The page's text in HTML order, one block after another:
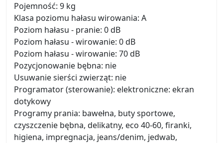
Pojemność: 9 kg
Klasa poziomu hałasu wirowania: A
Poziom hałasu - pranie: 0 dB
Poziom hałasu - wirowanie: 0 dB
Poziom hałasu - wirowanie: 70 dB
Pozycjonowanie bębna: nie
Usuwanie sierści zwierząt: nie
Programator (sterowanie): elektroniczne: ekran
dotykowy
Programy prania: bawełna, buty sportowe,
czyszczenie bębna, delikatny, eco 40-60, firanki,
higiena, impregnacja, jeans/denim, jedwab,